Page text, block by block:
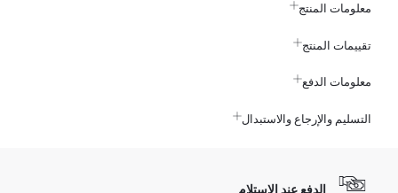
معلومات المنتج
تقييمات المنتج
معلومات الدفع
التسليم والإرجاع والاستبدال
الدفع عند الاستلام